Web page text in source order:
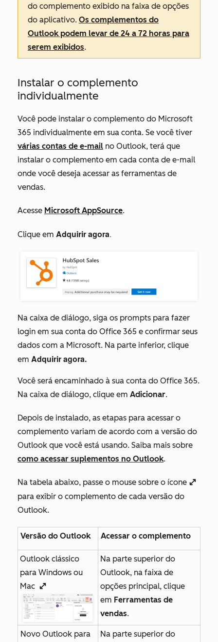
do complemento exibido na faixa de opções
do aplicativo. Os complementos do
Outlook podem levar de 24 a 72 horas para
serem exibidos.
Instalar o complemento
individualmente
Você pode instalar o complemento do Microsoft
365 individualmente em sua conta. Se você tiver
várias contas de e-mail no Outlook, terá que
instalar o complemento em cada conta de e-mail
onde você deseja acessar as ferramentas de
vendas.
Acesse Microsoft AppSource.
Clique em Adquirir agora.
Na caixa de diálogo, siga os prompts para fazer
login em sua conta do Office 365 e confirmar seus
dados com a Microsoft. Na parte inferior, clique
em Adquirir agora.
Você será encaminhado à sua conta do Office 365.
Na caixa de diálogo, clique em Adicionar.
Depois de instalado, as etapas para acessar o
complemento variam de acordo com a versão do
Outlook que você está usando. Saiba mais sobre
como acessar suplementos no Outlook.
Na tabela abaixo, passe o mouse sobre o ícone enlargeIcon
para exibir o complemento de cada versão do
Outlook.
Versão do Outlook Acessar o complemento
Outlook clássico
para Windows ou
Mac enlargeIcon
Na parte superior do
Outlook, na faixa de
opções principal, clique
em Ferramentas de
vendas.
Novo Outlook para Na parte superior do